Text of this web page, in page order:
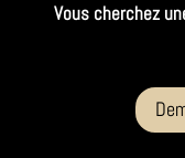
Vous cherchez